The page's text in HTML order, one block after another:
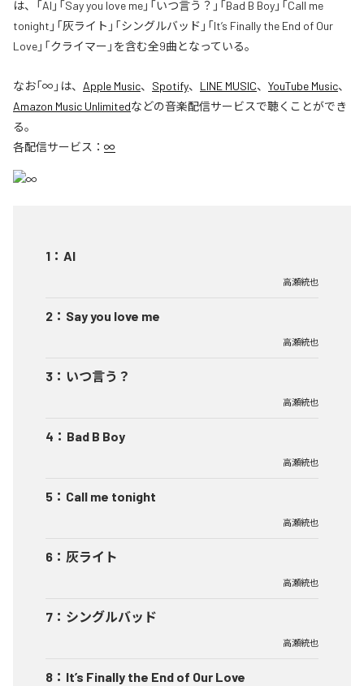
は、「AI」「Say you love me」「いつ言う？」「Bad B Boy」「Call me
tonight」「灰ライト」「シングルバッド」「It’s Finally the End of Our
Love」「クライマー」を含む全9曲となっている。
なお「∞ 」は、 Apple Music、 Spotify、 LINE MUSIC、 YouTube Music、
Amazon Music Unlimitedなどの音楽配信サービスで聴くことができ
る。
各配信サービス： ∞
1 ： AI
高瀬統也
2 ： Say you love me
高瀬統也
3 ： いつ言う？
高瀬統也
4 ： Bad B Boy
高瀬統也
5 ： Call me tonight
高瀬統也
6 ： 灰ライト
高瀬統也
7 ： シングルバッド
高瀬統也
8 ： It’s Finally the End of Our Love